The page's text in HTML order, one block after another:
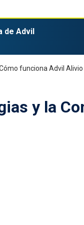
de Advil
funciona Advil
y la